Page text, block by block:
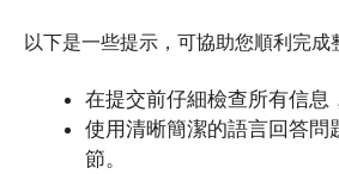
以下是一些提示，可協助您順利完成
在提交前仔細檢查所有信息
使用清晰簡潔的語言回答問
節。